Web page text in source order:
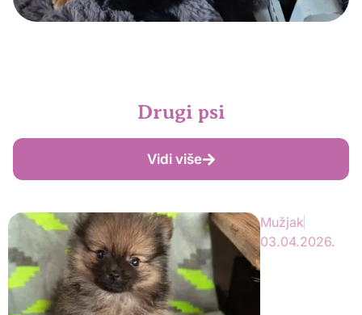
Drugi psi
Vidi više
Mužjak
03.04.2026.